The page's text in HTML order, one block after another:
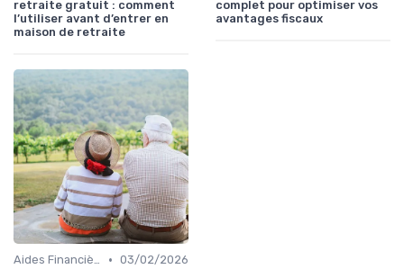
retraite gratuit : comment
l’utiliser avant d’entrer en
maison de retraite
complet pour optimiser vos
avantages fiscaux
Aides Financières et Subventions • 03/02/2026